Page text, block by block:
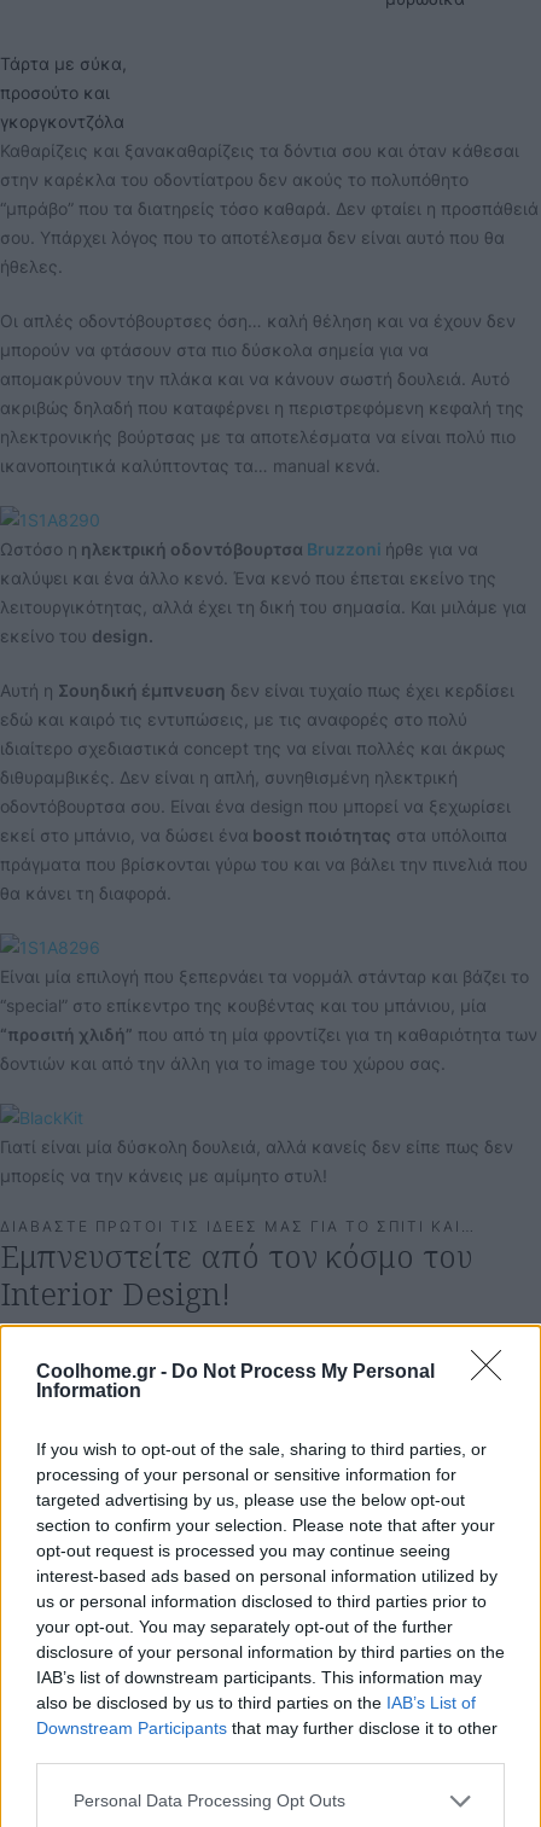
Coolhome.gr - Do Not Process My Personal
Information
If you wish to opt-out of the sale, sharing to third parties, or
processing of your personal or sensitive information for
targeted advertising by us, please use the below opt-out
section to confirm your selection. Please note that after your
opt-out request is processed you may continue seeing
interest-based ads based on personal information utilized by
us or personal information disclosed to third parties prior to
your opt-out. You may separately opt-out of the further
disclosure of your personal information by third parties on the
IAB’s list of downstream participants. This information may
also be disclosed by us to third parties on the IAB’s List of
Downstream Participants that may further disclose it to other
Personal Data Processing Opt Outs
Τάρτα με σύκα,
προσούτο και
γκοργκοντζόλα
Καθαρίζεις και ξανακαθαρίζεις τα δόντια σου και όταν κάθεσαι
στην καρέκλα του οδοντίατρου δεν ακούς το πολυπόθητο
“μπράβο” που τα διατηρείς τόσο καθαρά. Δεν φταίει η προσπάθειά
σου. Υπάρχει λόγος που το αποτέλεσμα δεν είναι αυτό που θα
ήθελες.
Οι απλές οδοντόβουρτσες όση… καλή θέληση και να έχουν δεν
μπορούν να φτάσουν στα πιο δύσκολα σημεία για να
απομακρύνουν την πλάκα και να κάνουν σωστή δουλειά. Αυτό
ακριβώς δηλαδή που καταφέρνει η περιστρεφόμενη κεφαλή της
ηλεκτρονικής βούρτσας με τα αποτελέσματα να είναι πολύ πιο
ικανοποιητικά καλύπτοντας τα… manual κενά.
Ωστόσο η ηλεκτρική οδοντόβουρτσα Bruzzoni ήρθε για να
καλύψει και ένα άλλο κενό. Ένα κενό που έπεται εκείνο της
λειτουργικότητας, αλλά έχει τη δική του σημασία. Και μιλάμε για
εκείνο του design.
Αυτή η Σουηδική έμπνευση δεν είναι τυχαίο πως έχει κερδίσει
εδώ και καιρό τις εντυπώσεις, με τις αναφορές στο πολύ
ιδιαίτερο σχεδιαστικά concept της να είναι πολλές και άκρως
διθυραμβικές. Δεν είναι η απλή, συνηθισμένη ηλεκτρική
οδοντόβουρτσα σου. Είναι ένα design που μπορεί να ξεχωρίσει
εκεί στο μπάνιο, να δώσει ένα boost ποιότητας στα υπόλοιπα
πράγματα που βρίσκονται γύρω του και να βάλει την πινελιά που
θα κάνει τη διαφορά.
Είναι μία επιλογή που ξεπερνάει τα νορμάλ στάνταρ και βάζει το
“special” στο επίκεντρο της κουβέντας και του μπάνιου, μία
“προσιτή χλιδή” που από τη μία φροντίζει για τη καθαριότητα των
δοντιών και από την άλλη για το image του χώρου σας.
Γιατί είναι μία δύσκολη δουλειά, αλλά κανείς δεν είπε πως δεν
μπορείς να την κάνεις με αμίμητο στυλ!
ΔΙΑΒΑΣΤΕ ΠΡΩΤΟΙ ΤΙΣ ΙΔΕΕΣ ΜΑΣ ΓΙΑ ΤΟ ΣΠΙΤΙ ΚΑΙ…
Εμπνευστείτε από τον κόσμο του
Interior Design!
Tags:Bruzzon ηλεκτρική οδοντόβουρτσα
Πέτρος Αντωνάκης
Δείτε επίσης…
13 Ιουλίου 0202 · Συσκευές
O νέος προσωπικός χώρος εργασίας